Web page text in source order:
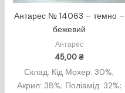
Антарес № 14063 – темно –
бежевий
Антарес
45,00₴
Склад: Кід Мохер: 30%;
Акрил: 38%; Поліамід: 32%;